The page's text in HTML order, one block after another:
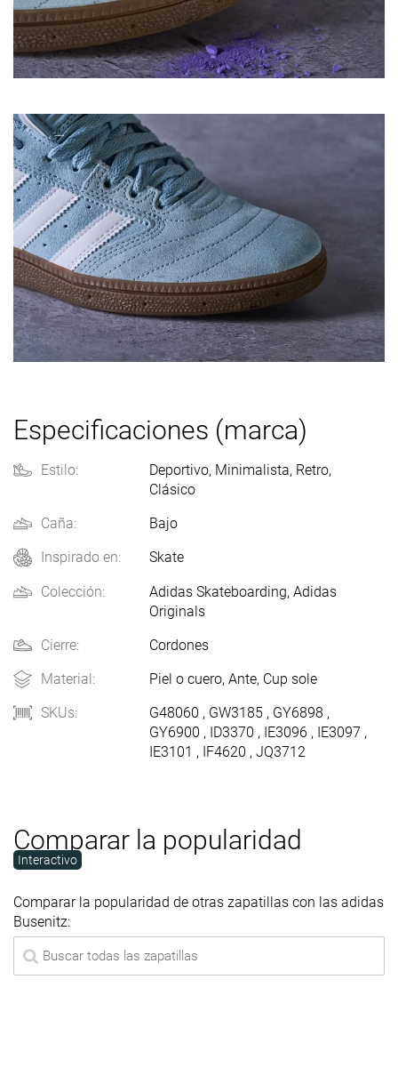
Especificaciones (marca)
Estilo: Deportivo, Minimalista, Retro,
Clásico
Caña:
Bajo
Inspirado en: Skate
Colección: Adidas Skateboarding, Adidas
Originals
Cierre:
Cordones
Material:
Piel o cuero, Ante, Cup sole
SKUs:
G48060 , GW3185 , GY6898 ,
GY6900 , ID3370 , IE3096 , IE3097 ,
IE3101 , IF4620 , JQ3712
Comparar la popularidad
Interactivo
Comparar la popularidad de otras zapatillas con las adidas
Busenitz: